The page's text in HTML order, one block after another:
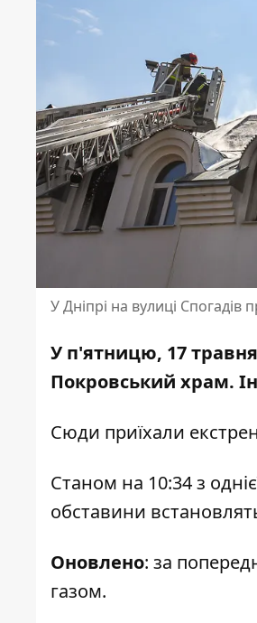
У Дніпрі на вулиці
У п'ятницю, 17
Покровський храм.
Сюди приїхали
Станом на 10:34 з
обставини
Оновлено: за
газом.